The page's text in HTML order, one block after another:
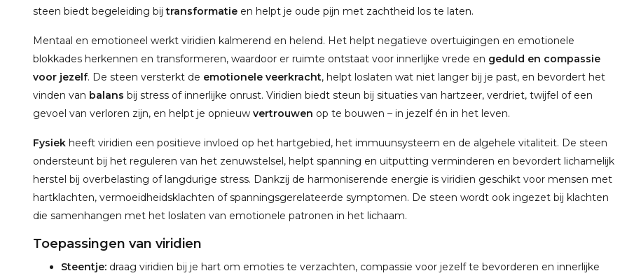
steen biedt begeleiding bijtransformatie en helpt je oude pijn met zachtheid los te laten.
Mentaal en emotioneel werkt viridien kalmerend en helend. Het helpt negatieve overtuigingen en emotionele
blokkades herkennen en transformeren, waardoor er ruimte ontstaat voor innerlijke vrede en geduld en compassie
voor jezelf. De steen versterkt de emotionele veerkracht, helpt loslaten wat niet langer bij je past, en bevordert het
vinden van balans bij stress of innerlijke onrust. Viridien biedt steun bij situaties van hartzeer, verdriet, twijfel of een
gevoel van verloren zijn, en helpt je opnieuw vertrouwen op te bouwen – in jezelf én in het leven.
Fysiek heeft viridien een positieve invloed op het hartgebied, het immuunsysteem en de algehele vitaliteit. De steen
ondersteunt bij het reguleren van het zenuwstelsel, helpt spanning en uitputting verminderen en bevordert lichamelijk
herstel bij overbelasting of langdurige stress. Dankzij de harmoniserende energie is viridien geschikt voor mensen met
hartklachten, vermoeidheidsklachten of spanningsgerelateerde symptomen. De steen wordt ook ingezet bij klachten
die samenhangen met het loslaten van emotionele patronen in het lichaam.
Toepassingen van viridien
Steentje: draag viridien bij je hart om emoties te verzachten, compassie voor jezelf te bevorderen en innerlijke